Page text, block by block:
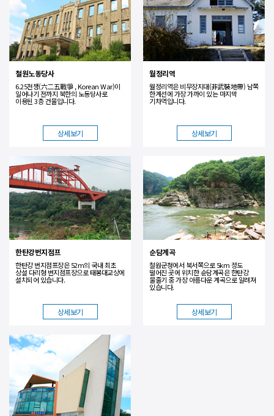
철원노동당사
6.25전쟁(六二五戰爭 , Korean War)이
일어나기 전까지 북한의 노동당사로
이용된 3층 건물입니다.
상세보기
월정리역
월정리역은 비무장지대(非武裝地帶) 남쪽
한계선에 가장 가까이 있는 마지막
기차역입니다.
상세보기
한탄강번지점프
한탄강 번지점프장은 52m의 국내 최초
상설 다리형 번지점프장으로 태봉대교상에
설치되어 있습니다.
상세보기
순담계곡
철원군청에서 북서쪽으로 5km 정도
떨어진 곳에 위치한 순담계곡은 한탄강
물줄기 중 가장 아름다운 계곡으로 알려져
있습니다.
상세보기